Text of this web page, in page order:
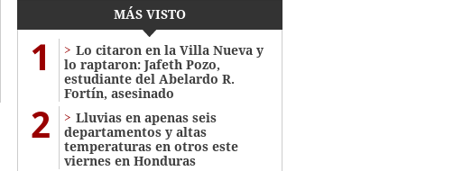
MÁS VISTO
1
Lo citaron en la Villa Nueva y
lo raptaron: Jafeth Pozo,
estudiante del Abelardo R.
Fortín, asesinado
2
Lluvias en apenas seis
departamentos y altas
temperaturas en otros este
viernes en Honduras